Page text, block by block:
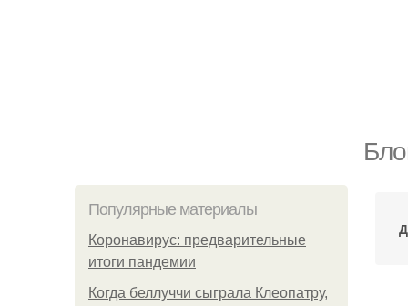
Популярные материалы
Коронавирус: предварительные
итоги пандемии
Когда беллуччи сыграла Клеопатру,